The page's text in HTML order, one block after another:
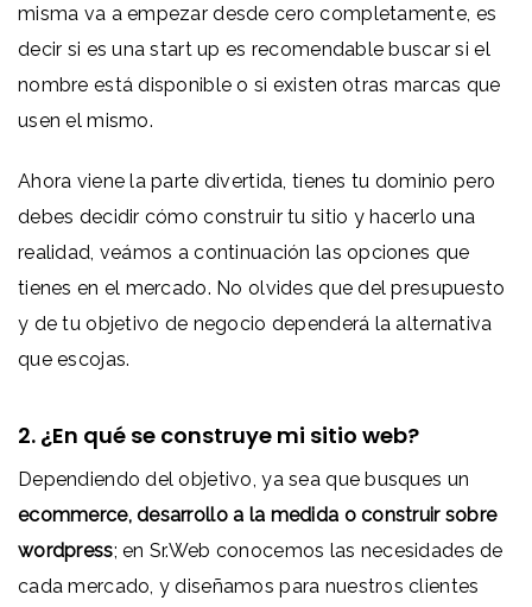
misma va a empezar desde cero completamente, es
decir si es una start up es recomendable buscar si el
nombre está disponible o si existen otras marcas que
usen el mismo.
Ahora viene la parte divertida, tienes tu dominio pero
debes decidir cómo construir tu sitio y hacerlo una
realidad, veámos a continuación las opciones que
tienes en el mercado. No olvides que del presupuesto
y de tu objetivo de negocio dependerá la alternativa
que escojas.
2. ¿En qué se construye mi sitio web?
Dependiendo del objetivo, ya sea que busques un
ecommerce, desarrollo a la medida o construir sobre
wordpress; en Sr.Web conocemos las necesidades de
cada mercado, y diseñamos para nuestros clientes